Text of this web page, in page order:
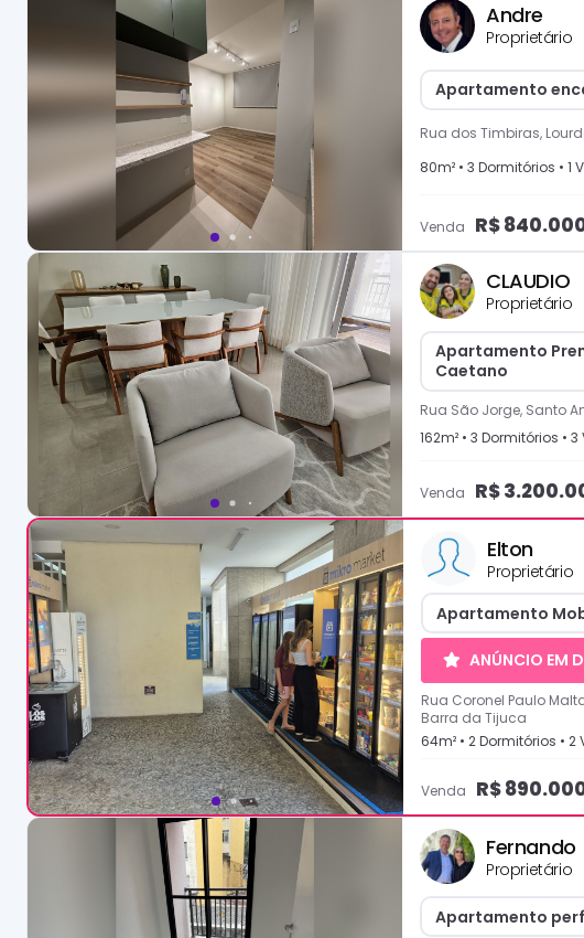
Andre
Proprietário
Apartamento
Rua dos Timbiras,
80m² • 3 Dormitórios • 1
Venda R$
CLAUDIO
Proprietário
Apartamento
Caetano
Rua São Jorge, Santo
162m² • 3 Dormitórios • 3
Venda R$
Elton
Proprietário
Apartamento
ANÚNCIO EM
Rua Coronel Paulo
Barra da Tijuca
64m² • 2Dormitórios • 2
Venda R$
Fernando
Proprietário
Apartamento